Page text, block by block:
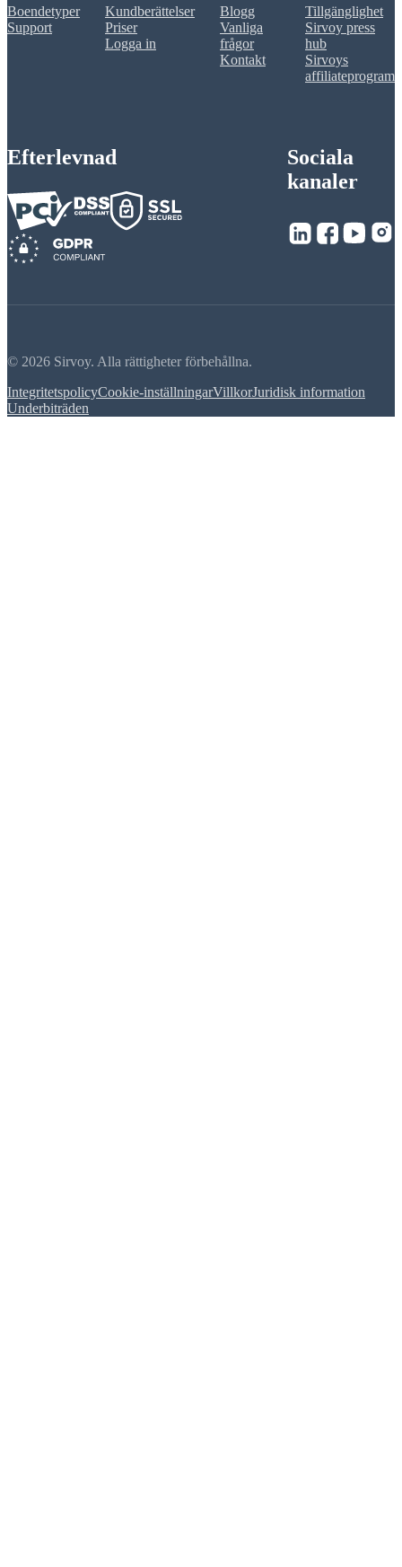
Boendetyper
Support
Kundberättelser
Priser
Logga in
Blogg
Vanliga
frågor
Kontakt
Tillgänglighet
Sirvoy press
hub
Sirvoys
affiliateprogram
Efterlevnad
Sociala
kanaler
© 2026 Sirvoy. Alla rättigheter förbehållna.
IntegritetspolicyCookie-inställningarVillkorJuridisk information
Underbiträden